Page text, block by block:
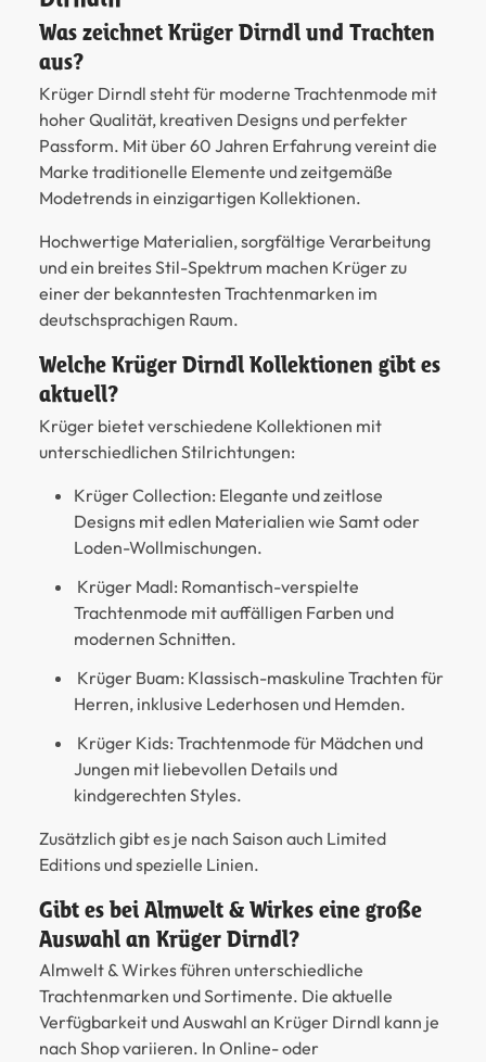
Was zeichnet Krüger Dirndl und Trachten
aus?
Krüger Dirndl steht für moderne Trachtenmode mit
hoher Qualität, kreativen Designs und perfekter
Passform. Mit über 60 Jahren Erfahrung vereint die
Marke traditionelle Elemente und zeitgemäße
Modetrends in einzigartigen Kollektionen.
Hochwertige Materialien, sorgfältige Verarbeitung
und ein breites Stil-Spektrum machen Krüger zu
einer der bekanntesten Trachtenmarken im
deutschsprachigen Raum.
Welche Krüger Dirndl Kollektionen gibt es
aktuell?
Krüger bietet verschiedene Kollektionen mit
unterschiedlichen Stilrichtungen:
Krüger Collection: Elegante und zeitlose
Designs mit edlen Materialien wie Samt oder
Loden-Wollmischungen.
Krüger Madl: Romantisch-verspielte
Trachtenmode mit auffälligen Farben und
modernen Schnitten.
Krüger Buam: Klassisch-maskuline Trachten für
Herren, inklusive Lederhosen und Hemden.
Krüger Kids: Trachtenmode für Mädchen und
Jungen mit liebevollen Details und
kindgerechten Styles.
Zusätzlich gibt es je nach Saison auch Limited
Editions und spezielle Linien.
Gibt es bei Almwelt & Wirkes eine große
Auswahl an Krüger Dirndl?
Almwelt & Wirkes führen unterschiedliche
Trachtenmarken und Sortimente. Die aktuelle
Verfügbarkeit und Auswahl an Krüger Dirndl kann je
nach Shop variieren. In Online- oder